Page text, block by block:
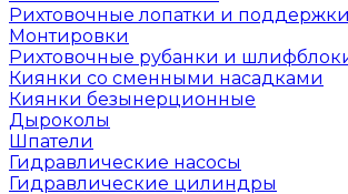
Рихтовочные лопатки и поддержки
Монтировки
Рихтовочные рубанки и
Киянки со сменными насадками
Киянки безынерционные
Дыроколы
Шпатели
Гидравлические насосы
Гидравлические цилиндры